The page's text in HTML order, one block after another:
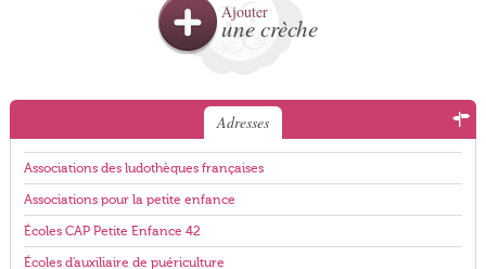
Ajouter
une crèche
Adresses
Associations des ludothèques françaises
Associations pour la petite enfance
Écoles CAP Petite Enfance 42
Écoles d'auxiliaire de puériculture